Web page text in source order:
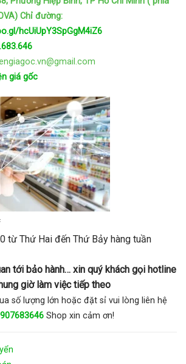
Chỉ đường:
hcUiUpY3SpGgM4iZ6
giá gốc
từ Thứ Hai đến Thứ Bảy hàng tuần
tới bảo hành… xin quý khách gọi hotline
giờ làm việc tiếp theo
số lượng lớn hoặc đặt sỉ vui lòng liên hệ
Shop xin cảm ơn!